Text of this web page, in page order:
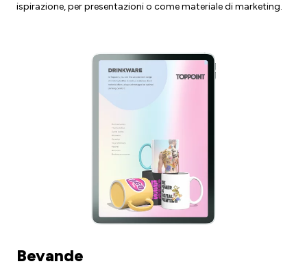
ispirazione, per presentazioni o come materiale di marketing.
Bevande